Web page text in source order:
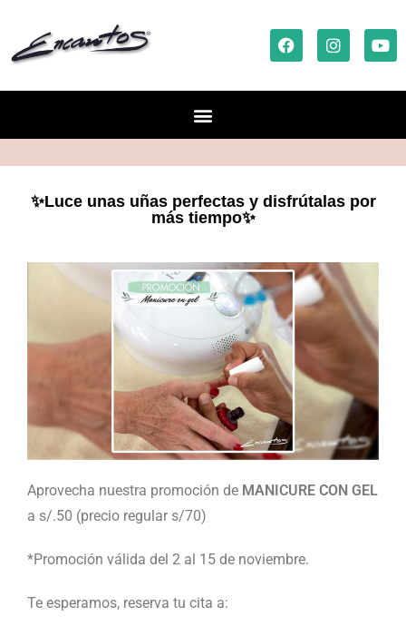
✨Luce unas uñas perfectas y disfrútalas por
más tiempo✨
Aprovecha nuestra promoción de MANICURE CON GEL
a s/.50 (precio regular s/70)
*Promoción válida del 2 al 15 de noviembre.
Te esperamos, reserva tu cita a: